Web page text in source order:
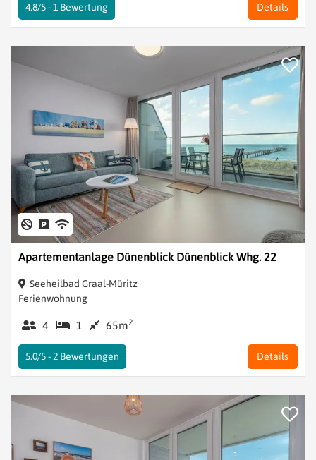
Details
4.8/5 -1 Bewertung
Apartementanlage Dünenblick Dünenblick Whg. 22
Seeheilbad Graal-Müritz
Ferienwohnung
4 1 65m2
Details
5.0/5 - 2 Bewertungen